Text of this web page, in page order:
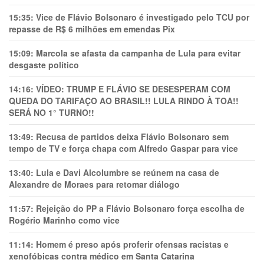
15:35: Vice de Flávio Bolsonaro é investigado pelo TCU por
repasse de R$ 6 milhões em emendas Pix
15:09: Marcola se afasta da campanha de Lula para evitar
desgaste político
14:16: VÍDEO: TRUMP E FLÁVIO SE DESESPERAM COM
QUEDA DO TARIFAÇO AO BRASIL!! LULA RINDO À TOA!!
SERÁ NO 1° TURNO!!
13:49: Recusa de partidos deixa Flávio Bolsonaro sem
tempo de TV e força chapa com Alfredo Gaspar para vice
13:40: Lula e Davi Alcolumbre se reúnem na casa de
Alexandre de Moraes para retomar diálogo
11:57: Rejeição do PP a Flávio Bolsonaro força escolha de
Rogério Marinho como vice
11:14: Homem é preso após proferir ofensas racistas e
xenofóbicas contra médico em Santa Catarina